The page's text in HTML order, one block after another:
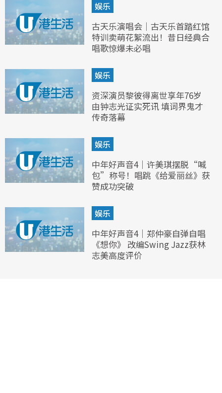
娱乐
古天乐演唱会｜古天乐首踏红馆
特训卖萌花絮流出！昔日经典合
唱歌惊爆未必唱
娱乐
资深演员黎彼得离世享年76岁
由钟志光证实死讯 填词界鬼才
传奇落幕
娱乐
中年好声音4｜许美琪摆脱“喊
包”称号！唱跳《给爱丽丝》获
赞成功突破
娱乐
中年好声音4｜郑仲豪自弹自唱
《想你》 改编Swing Jazz获林
志美高度评价